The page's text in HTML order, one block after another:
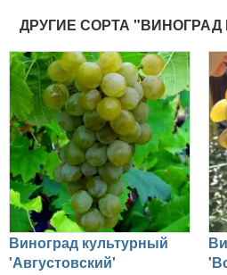
ДРУГИЕ СОРТА
Виноград культурный
'Августовский'